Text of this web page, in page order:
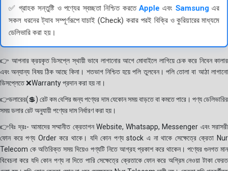
✅ গ্রাহক সন্তুষ্টি ও পণ্যের স্বচ্ছতা নিশ্চিত করতেApple এবংSamsung এর
সকল ধরনের ট্যাব সম্পূর্ণরূপে যাচাই (Check) করার পরই বিক্রি ও কুরিয়ারের মাধ্যমে
ডেলিভারি করা হয়।
👉 আপনার ক্রয়কৃত ডিসপ্লে স্থায়ী ভাবে লাগানোর আগে মোবাইলে লাগিয়ে চেক করে নিবেন কালার
এবং অন্যান্য বিষয় ঠিক আছে কিনা। শতভাগ নিশ্চিত হয়ে পলি তুলবেন। পলি তোলা বা আঠা লাগানো
ডিসপ্লেতে ❌Warranty প্রদান করা হয় না।
👉ডলারের(💲) রেট কম বেশির জন্য পণ্যের দাম যেকোন সময় বাড়তে বা কমতে পারে। পণ্য ডেলিভারির
সময় ডলার রেট অনুযায়ী পণ্যের দাম নির্ধারণ করা হয়।
👉বিঃ দ্রঃ- আমাদের সম্মানীত ক্রেতাগন Website, Whatsapp, Messenger এবং সরাসরী
ফোন করে পণ্য Order করে থাকে। যদি কোন পণ্য stock এ না থাকে সেক্ষেত্রে ক্রেতা Nur
Telecom কে অতিরিক্ত সময় দিয়েও পণ্যটি নিতে আগ্রহ প্রকাশ করে থাকেন। পণ্যের গুনগত মান
বিবেচনা করে যদি কোন পণ্য না দিতে পারি সেক্ষেত্রে ক্রেতাকে ফোন করে অগ্রিম নেওয়া টাকা ফেরত